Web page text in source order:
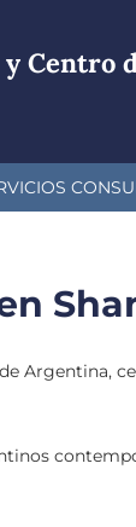
Centro
Argentina,